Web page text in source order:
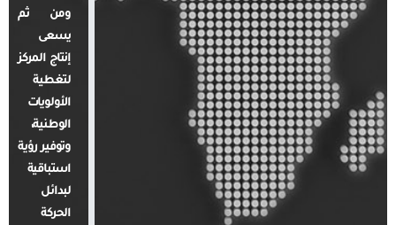
ومن ثم
يسعى
إنتاج المركز
لتغطية
الأولويات
الوطنية،
وتوفير رؤية
استباقية
لبدائل
الحركة